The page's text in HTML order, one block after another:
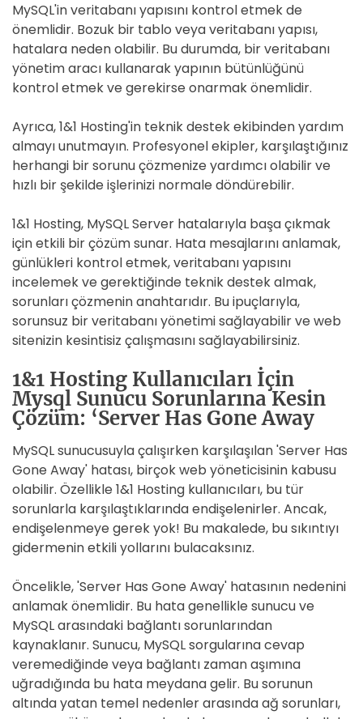
MySQL'in veritabanı yapısını kontrol etmek de
önemlidir. Bozuk bir tablo veya veritabanı yapısı,
hatalara neden olabilir. Bu durumda, bir veritabanı
yönetim aracı kullanarak yapının bütünlüğünü
kontrol etmek ve gerekirse onarmak önemlidir.
Ayrıca, 1&1 Hosting'in teknik destek ekibinden yardım
almayı unutmayın. Profesyonel ekipler, karşılaştığınız
herhangi bir sorunu çözmenize yardımcı olabilir ve
hızlı bir şekilde işlerinizi normale döndürebilir.
1&1 Hosting, MySQL Server hatalarıyla başa çıkmak
için etkili bir çözüm sunar. Hata mesajlarını anlamak,
günlükleri kontrol etmek, veritabanı yapısını
incelemek ve gerektiğinde teknik destek almak,
sorunları çözmenin anahtarıdır. Bu ipuçlarıyla,
sorunsuz bir veritabanı yönetimi sağlayabilir ve web
sitenizin kesintisiz çalışmasını sağlayabilirsiniz.
1&1 Hosting Kullanıcıları İçin
Mysql Sunucu Sorunlarına Kesin
Çözüm: ‘Server Has Gone Away
MySQL sunucusuyla çalışırken karşılaşılan 'Server Has
Gone Away' hatası, birçok web yöneticisinin kabusu
olabilir. Özellikle 1&1 Hosting kullanıcıları, bu tür
sorunlarla karşılaştıklarında endişelenirler. Ancak,
endişelenmeye gerek yok! Bu makalede, bu sıkıntıyı
gidermenin etkili yollarını bulacaksınız.
Öncelikle, 'Server Has Gone Away' hatasının nedenini
anlamak önemlidir. Bu hata genellikle sunucu ve
MySQL arasındaki bağlantı sorunlarından
kaynaklanır. Sunucu, MySQL sorgularına cevap
veremediğinde veya bağlantı zaman aşımına
uğradığında bu hata meydana gelir. Bu sorunun
altında yatan temel nedenler arasında ağ sorunları,